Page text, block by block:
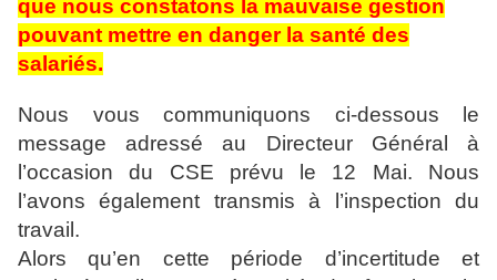
que nous constatons la mauvaise gestion
pouvant mettre en danger la santé des
salariés.
Nous vous communiquons ci-dessous le
message adressé au Directeur Général à
l’occasion du CSE prévu le 12 Mai. Nous
l’avons également transmis à l’inspection du
travail.
Alors qu’en cette période d’incertitude et